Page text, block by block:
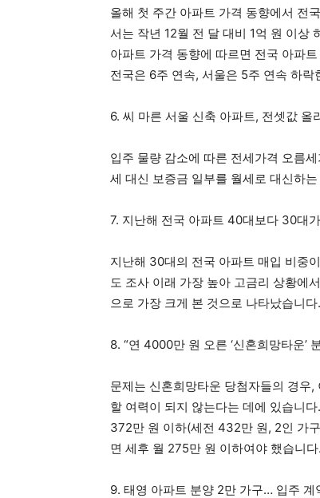
올해 첫 주간 아파트 가격 동향에서 전
서는 작년 12월 전 달 대비 1억 원 이상
아파트 가격 동향에 따르면 전국 아파
전국은 6주 연속, 서울은 5주 연속 하락
6. 씨 마른 서울 신축 아파트, 전셋값 올
입주 물량 감소에 따른 전세가격 오름
세 대신 보증금 일부를 월세로 대신하
7. 지난해 전국 아파트 40대보다 30대
지난해 30대의 전국 아파트 매입 비중
도 조사 이래 가장 높아 고금리 상황에
으로 가장 크게 본 것으로 나타났습니다.
8. “연 4000만 원 오른 ‘신혼희망타운’
문제는 신혼희망타운 당첨자들의 경우
할 여력이 되지 않는다는 데에 있습니
372만 원 이하(세전 432만 원, 2인 가
면 세후 월 275만 원 이하여야 했습니
9. 태영 아파트 분양 2만 가구… 입주 계